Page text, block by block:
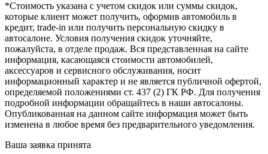
*Стоимость указана с учетом скидок или суммы скидок,
которые клиент может получить, оформив автомобиль в
кредит, trade-in или получить персональную скидку в
автосалоне. Условия получения скидок уточняйте,
пожалуйста, в отделе продаж. Вся представленная на сайте
информация, касающаяся стоимости автомобилей,
аксессуаров и сервисного обслуживания, носит
информационный характер и не является публичной офертой,
определяемой положениями ст. 437 (2) ГК РФ. Для получения
подробной информации обращайтесь в наши автосалоны.
Опубликованная на данном сайте информация может быть
изменена в любое время без предварительного уведомления.
Ваша заявка принята